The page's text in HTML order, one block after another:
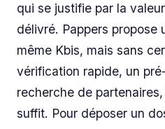
qui se justifie par la
délivré. Pappers propose
même Kbis, mais sans
vérification rapide, un
recherche de
suffit. Pour déposer un